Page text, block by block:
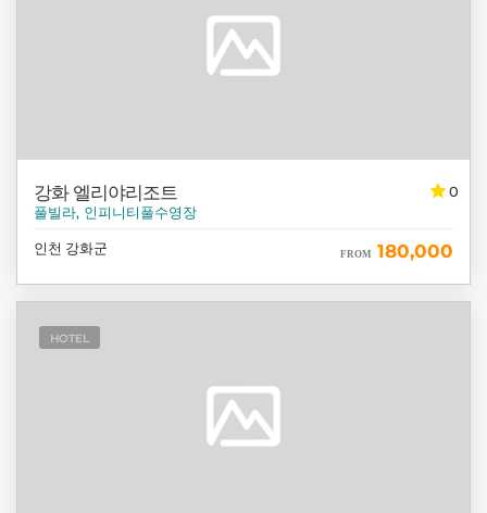
0
강화 엘리야리조트
풀빌라, 인피니티풀수영장
인천 강화군 FROM 180,000
HOTEL